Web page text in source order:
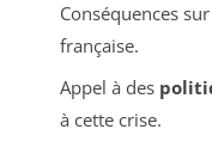
Conséquences
française.
Appel à des
à cette crise.